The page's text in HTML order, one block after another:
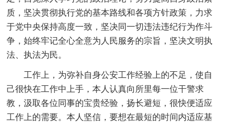
质，坚决贯彻执行党的基本路线和各项方针政策，力求
于党中央保持高度一致，坚决同一切违法违纪行为作斗
争，始终牢记全心全意为人民服务的宗旨，坚决文明执
法、执法为民。
工作上，为弥补自身公安工作经验上的不足，使自
己很快在工作中上手，本人认真向所里每一位干警求
教，汲取各位同事的宝贵经验，扬长避短，很快便适应
工作上的需要。本人坚信，要想在最短的时间内适应基